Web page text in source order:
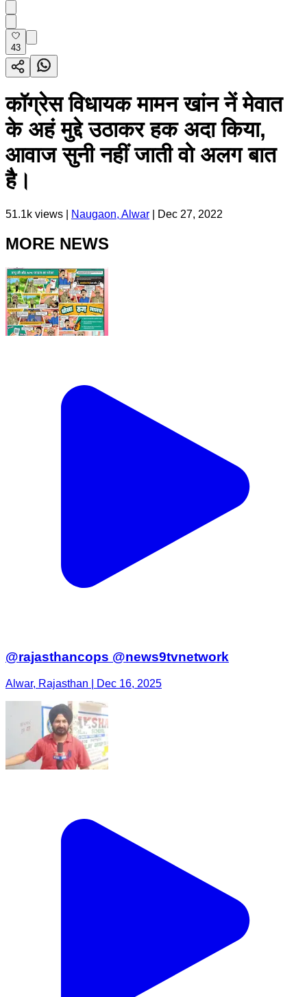
43
कॉग्रेस विधायक मामन खांन नें मेवात
के अहं मुद्दे उठाकर हक अदा किया,
आवाज सुनी नहीं जाती वो अलग बात
है।
51.1k views | Naugaon, Alwar Dec 27, 2022
MORE NEWS
@rajasthancops @news9tvnetwork
Alwar, Rajasthan | Dec 16, 2025